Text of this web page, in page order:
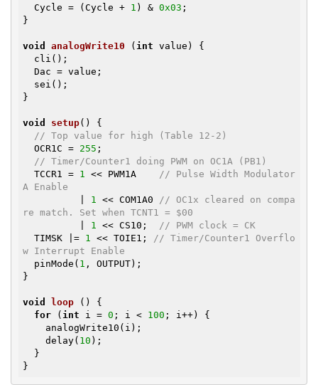
  Cycle = (Cycle +
1 ) & 0x03 ;
}
void analogWrite10 ( int value)
{
}
void setup()
{
// Top value for high (Table 12-2)
  OCR1C =
255 ;
// Timer/Counter1 doing PWM on OC1A (PB1)
  TCCR1 =
1 << PWM1A
// Pulse Width Modulator
A Enable
1 << COM1A0
// OC1x cleared on compa
re match. Set when TCNT1 = $00
1 << CS10;
// PWM clock = CK
  TIMSK |=
1 << TOIE1;
// Timer/Counter1 Overflo
w Interrupt Enable
  pinMode(
1 , OUTPUT);
}
void loop ()
{
for ( int i = 0 ; i < 100 ; i++) {
    delay(
10 );
}